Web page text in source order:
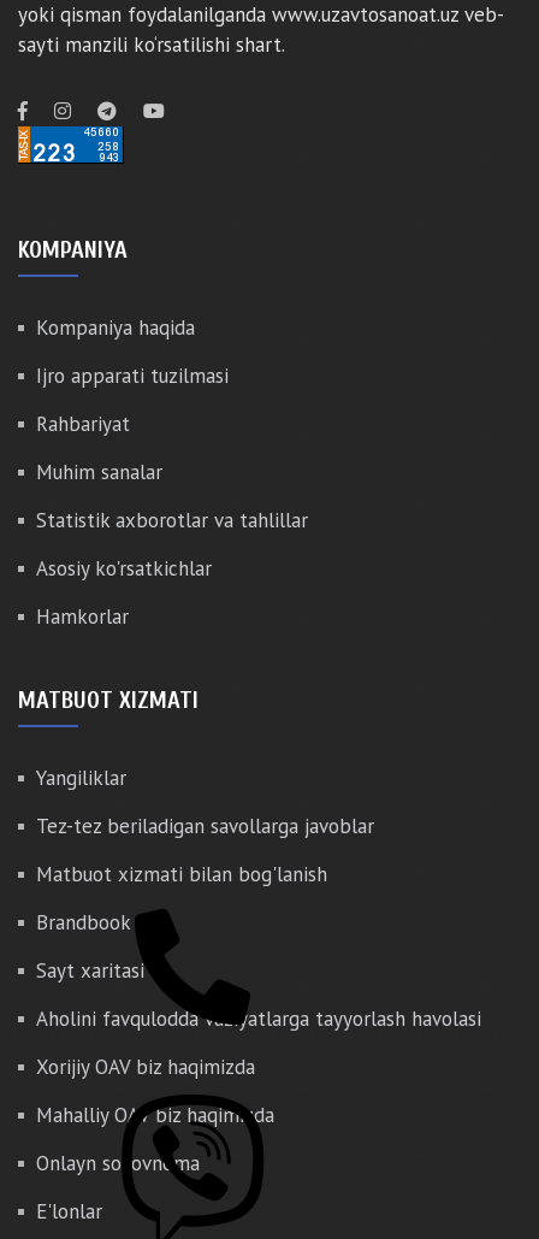
yoki qisman foydalanilganda www.uzavtosanoat.uz veb-
sayti manzili ko‘rsatilishi shart.
KOMPANIYA
Kompaniya haqida
Ijro apparati tuzilmasi
Rahbariyat
Muhim sanalar
Statistik axborotlar va tahlillar
Asosiy ko'rsatkichlar
Hamkorlar
MATBUOT XIZMATI
Yangiliklar
Tez-tez beriladigan savollarga javoblar
Matbuot xizmati bilan bog'lanish
Brandbook
Sayt xaritasi
Aholini favqulodda vaziyatlarga tayyorlash havolasi
Xorijiy OAV biz haqimizda
Mahalliy OAV biz haqimizda
Onlayn so'rovnoma
E'lonlar